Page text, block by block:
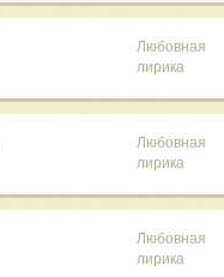
Любовная
лирика
Любовная
лирика
Любовная
лирика